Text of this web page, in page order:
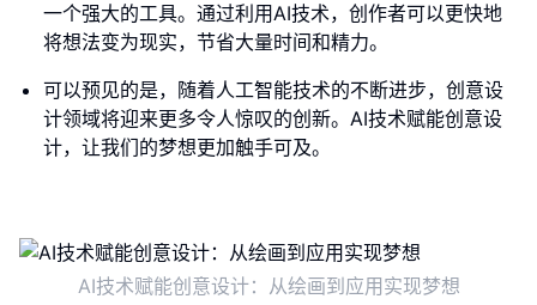
一个强大的工具。通过利用AI技术，创作者可以更快地
将想法变为现实，节省大量时间和精力。
可以预见的是，随着人工智能技术的不断进步，创意设
计领域将迎来更多令人惊叹的创新。AI技术赋能创意设
计，让我们的梦想更加触手可及。
AI技术赋能创意设计：从绘画到应用实现梦想